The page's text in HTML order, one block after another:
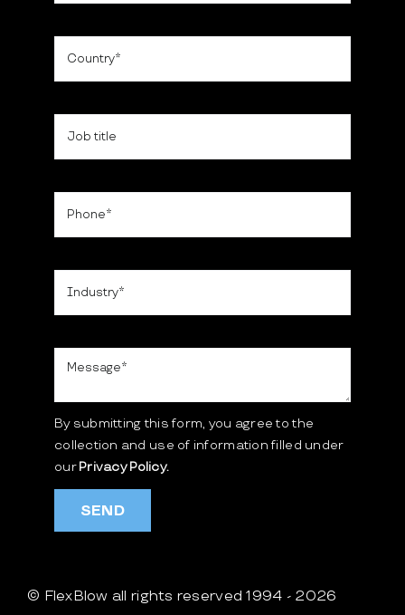
By submitting this form, you agree to the
collection and use of information filled under
ourPrivacy Policy.
SEND
© FlexBlow all rights reserved 1994 - 2026